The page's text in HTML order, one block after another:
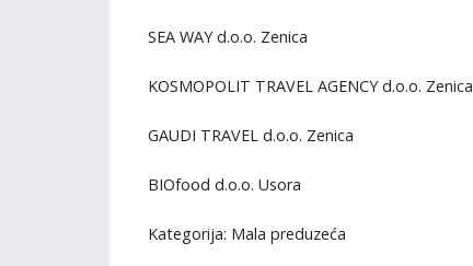
SEA WAY d.o.o. Zenica
KOSMOPOLIT TRAVEL AGENCY d.o.o. Zenica
GAUDI TRAVEL d.o.o. Zenica
BIOfood d.o.o. Usora
Kategorija: Mala preduzeća